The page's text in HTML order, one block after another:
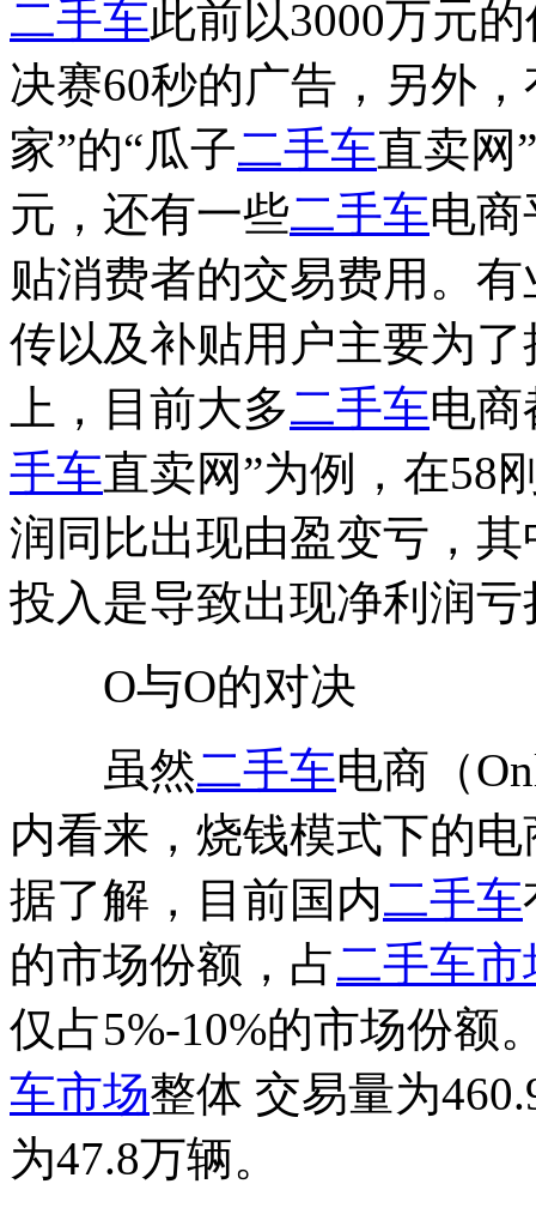
二手车此前以3000万元
决赛60秒的广告，另外
家”的“瓜子二手车直卖网
元，还有一些二手车电
贴消费者的交易费用。
传以及补贴用户主要为
上，目前大多二手车电商
手车直卖网”为例，在58
润同比出现由盈变亏，其
投入是导致出现净利润
O与O的对决
虽然二手车电商（
内看来，烧钱模式下的
据了解，目前国内二手车
的市场份额，占二手车市
仅占5%-10%的市场份额
车市场整体 交易量为
为47.8万辆。